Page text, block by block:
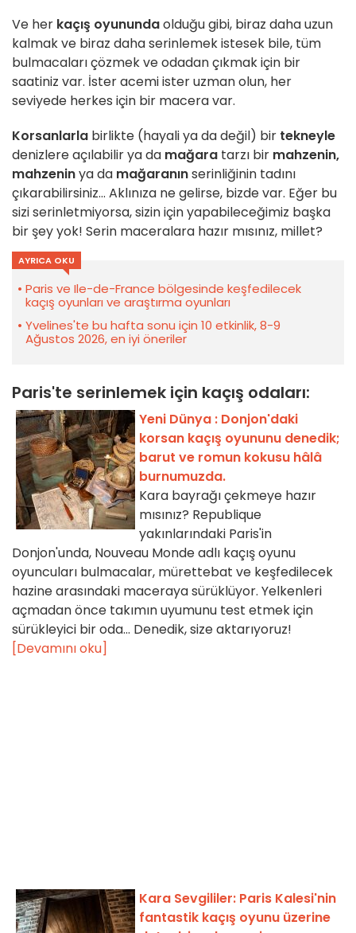
Ve her kaçış oyunundaolduğu gibi, biraz daha uzun
kalmak ve biraz daha serinlemek istesek bile, tüm
bulmacaları çözmek ve odadan çıkmak için bir
saatiniz var. İster acemi ister uzman olun, her
seviyede herkes için bir macera var.
Korsanlarla birlikte (hayali ya da değil) bir tekneyle
denizlere açılabilir ya da mağara tarzı bir mahzenin,
mahzeninya da mağaranınserinliğinin tadını
çıkarabilirsiniz... Aklınıza ne gelirse, bizde var. Eğer bu
sizi serinletmiyorsa, sizin için yapabileceğimiz başka
bir şey yok! Serin maceralara hazır mısınız, millet?
AYRICA OKU
Paris ve Ile-de-France bölgesinde keşfedilecek
kaçış oyunları ve araştırma oyunları
Yvelines'te bu hafta sonu için 10 etkinlik, 8-9
Ağustos 2026, en iyi öneriler
Paris'te serinlemek için kaçış odaları:
Yeni Dünya : Donjon'daki
korsan kaçış oyununu denedik;
barut ve romun kokusu hâlâ
burnumuzda.
Kara bayrağı çekmeye hazır
mısınız? Republique
yakınlarındaki Paris'in
Donjon'unda, Nouveau Monde adlı kaçış oyunu
oyuncuları bulmacalar, mürettebat ve keşfedilecek
hazine arasındaki maceraya sürüklüyor. Yelkenleri
açmadan önce takımın uyumunu test etmek için
sürükleyici bir oda... Denedik, size aktarıyoruz!
[Devamını oku]
Kara Sevgililer: Paris Kalesi'nin
fantastik kaçış oyunu üzerine